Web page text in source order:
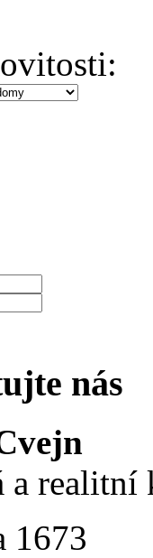
nás
a realitní
1673